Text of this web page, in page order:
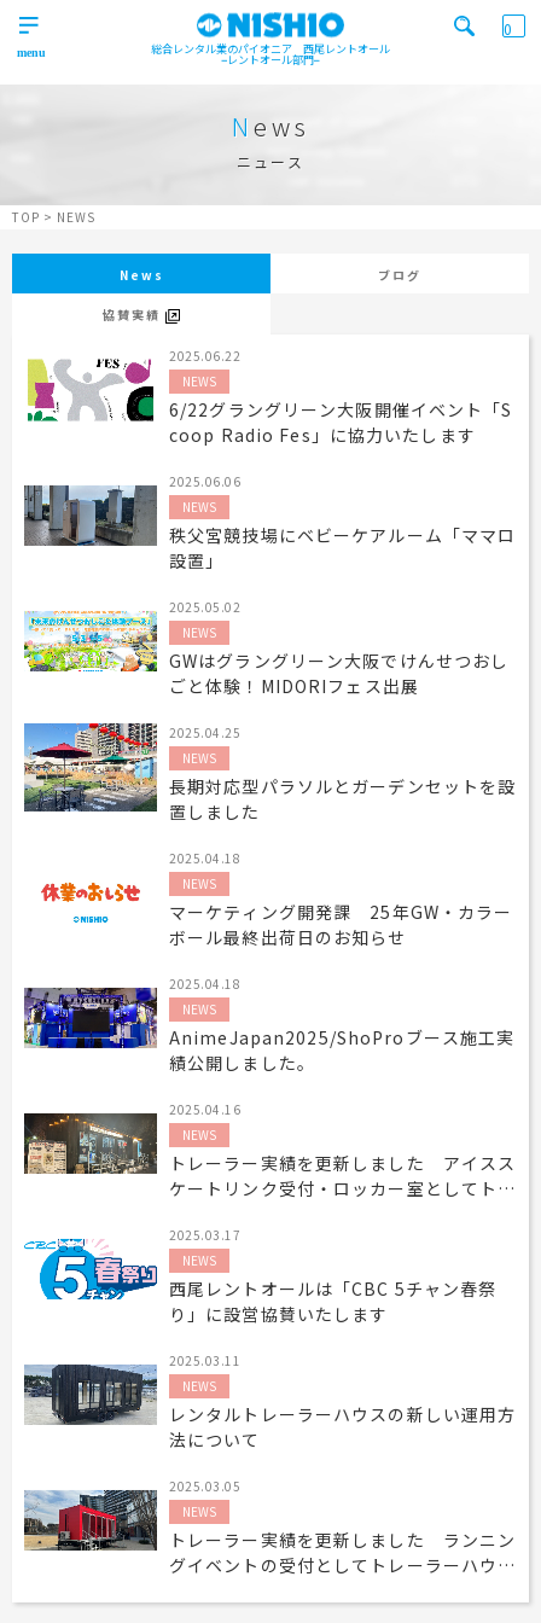
総合レンタル業のパイオニア 西尾レントオール
レントオール部門
Product
施工実績
屋外イベント事業
Outdoor event business
屋内イベント事業
トレーラーハウス事業
Trailer house business
工事用テント・テント倉庫事業
木造モジュール事業
Wooden module business
スポーツ施設資材事業
地面養生事業
Ground curing business
映像・中継機機レンタル事業
地域密着イベント
Community-based event business
キッズ・アミューズメント事業
フランチャイズ事業
Franchise business
営業所一覧
Office
ニュース
News
協賛実績
Sponsorships
レンタルシステム のご案内
Guidance
レンタルシステムのご案内
ご利用規約
Privacy policy
プロセス
Process
イベント会場の設営／施工について
個人情報保護方針
Privacy policy
お問合せ
Contact
0
実績
商品 ニュース/ブログ
キーワード検索
検索する
News
ニュース
TOP > NEWS
News ブログ
協賛実績
2025.06.22
NEWS
6/22グラングリーン大阪開催イベント「S
coop Radio Fes」に協力いたします
2025.06.06
NEWS
秩父宮競技場にベビーケアルーム「ママロ
設置」
2025.05.02
NEWS
GWはグラングリーン大阪でけんせつおし
ごと体験！MIDORIフェス出展
2025.04.25
NEWS
長期対応型パラソルとガーデンセットを設
置しました
2025.04.18
NEWS
マーケティング開発課 25年GW・カラー
ボール最終出荷日のお知らせ
2025.04.18
NEWS
AnimeJapan2025/ShoProブース施工実
績公開しました。
2025.04.16
NEWS
トレーラー実績を更新しました アイスス
ケートリンク受付・ロッカー室としてトレ
2025.03.17
NEWS
西尾レントオールは「CBC 5チャン春祭
り」に設営協賛いたします
2025.03.11
NEWS
レンタルトレーラーハウスの新しい運用方
法について
2025.03.05
NEWS
トレーラー実績を更新しました ランニン
グイベントの受付としてトレーラーハウス